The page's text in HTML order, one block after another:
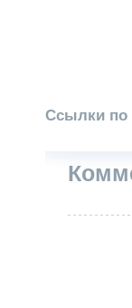
Ссылки по